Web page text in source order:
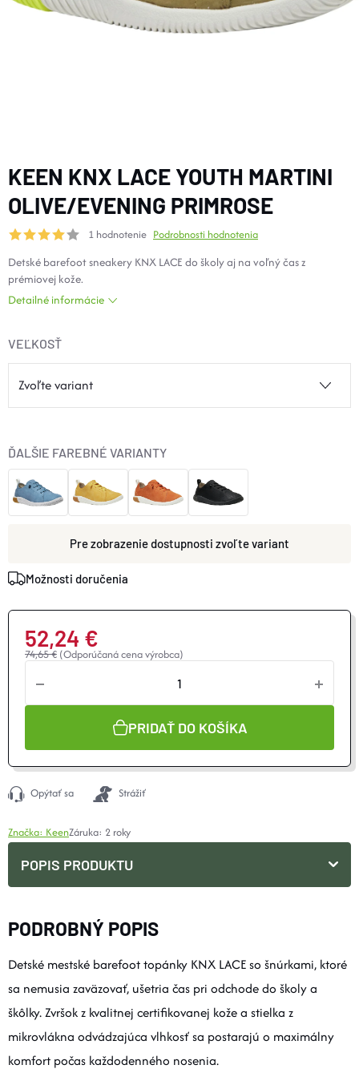
DOPLNKY
CYKLISTIKA
Obchodné podmienky
Podmienky ochrany osobných údajov
Kontakty
Veľkostné tabuľky
KEEN KNX LACE YOUTH MARTINI
OLIVE/EVENING PRIMROSE
1 hodnotenie Podrobnosti hodnotenia
Detské barefoot sneakery KNX LACE do školy aj na voľný čas z
prémiovej kože.
Detailné informácie
VEĽKOSŤ
zvoľte variant
ĎALŠIE FAREBNÉ VARIANTY
Možnosti doručenia
74,65 € (Odporúčaná cena výrobca)
52,24 €
Jednotková
PRIDAŤ DO KOŠÍKA
Opýtať sa Strážiť
Značka: KeenZáruka: 2 roky
POPIS PRODUKTU
PODROBNÝ POPIS
Detské mestské barefoot topánky KNX LACE so šnúrkami, ktoré
sa nemusia zaväzovať, ušetria čas pri odchode do školy a
škôlky. Zvršok z kvalitnej certifikovanej kože a stielka z
mikrovlákna odvádzajúca vlhkosť sa postarajú o maximálny
komfort počas každodenného nosenia.